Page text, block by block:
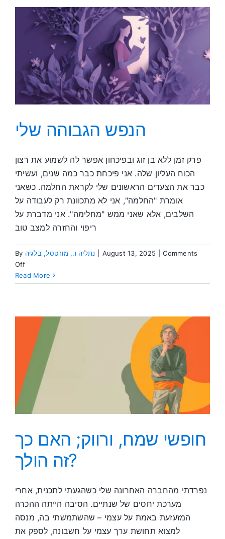
הנפש הגבוהה שלי
פרק זמן ללא בן זוג ובפיכחון אפשר לה לשמוע את רצון
הכוח העליון שלה. אני פיכחת כבר כמה שנים, ועשיתי
כבר את הצעדים הראשונים שלי לקראת החלמה. כשאני
אומרת "החלמה", אני לא מתכוונת רק לעבודה על
השלבים, אלא שאני ממש "מחלימה". אני מדברת על
ריפוי והחזרה למצב טוב
By נתליה ו., מורטסל, בלגיה August 13, 2025
Comments
Offon
הנפש
הגבוהה
Read More
חופשי שמח, ורווק; האם כך
זה הולך?
נפרדתי מהחברה האחרונה שלי כשהגעתי לתכנית, אחרי
מערכת יחסים של שנתיים. הסיבה הייתה ההכרה
המזעזעת באמת על עצמי – שהשתמשתי בה, מנסה
למצוא תחושת ערך עצמי על חשבונה, לספק את